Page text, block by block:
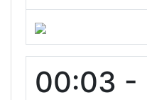
00:03 -